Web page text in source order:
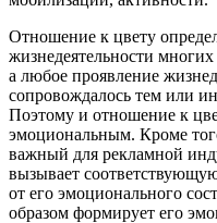
Отношение к цвету
жизнедеятельности
а любое проявление
сопровождалось тем или
Поэтому и отношение к
эмоциональным. Кроме
важный для рекламной
вызывает
от его эмоционального
образом формирует его